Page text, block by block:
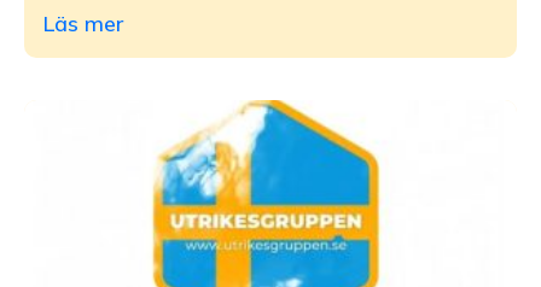
Läs mer